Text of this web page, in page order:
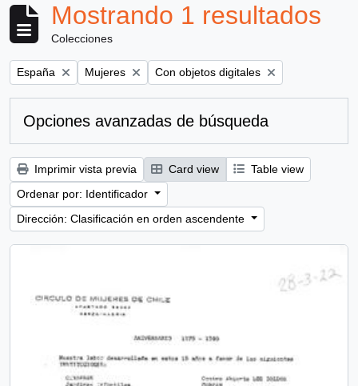
Mostrando 1 resultados
Colecciones
Remove filter:
España Remove filter:
Mujeres Remove filter:
Con objetos digitales
Opciones avanzadas de búsqueda
Imprimir vista previa Card view
Table view
Ordenar por: Identificador
Dirección: Clasificación en orden ascendente